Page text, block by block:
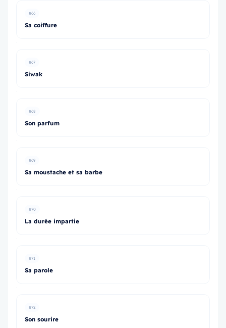
#66
Sa coiffure
#67
Siwak
#68
Son parfum
#69
Sa moustache et sa barbe
#70
La durée impartie
#71
Sa parole
#72
Son sourire